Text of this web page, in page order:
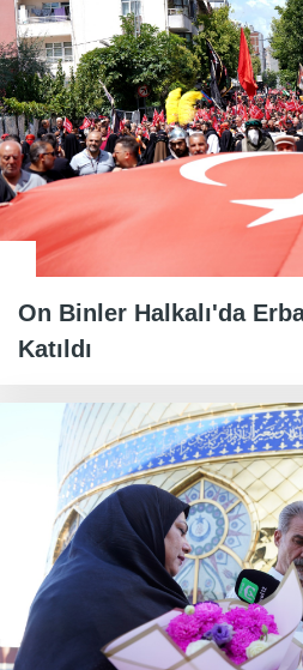
On Binler Halkalı'da
Katıldı